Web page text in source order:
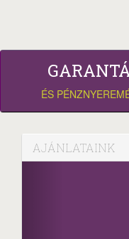
ÉS
AJÁNLATAINK